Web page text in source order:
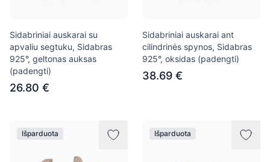
Sidabriniai auskarai su
apvaliu segtuku, Sidabras
925°, geltonas auksas
(padengti)
26.80 €
Sidabriniai auskarai ant
cilindrinės spynos, Sidabras
925°, oksidas (padengti)
38.69 €
Išparduota Išparduota